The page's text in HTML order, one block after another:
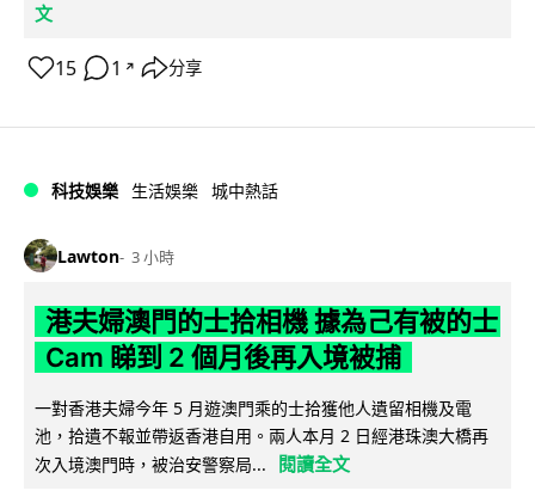
文
15 1 ↗ 分享
科技娛樂 生活娛樂 城中熱話
Lawton 3 小時
港夫婦澳門的士拾相機 據為己有被的士
Cam 睇到 2 個月後再入境被捕
一對香港夫婦今年 5 月遊澳門乘的士拾獲他人遺留相機及電
池，拾遺不報並帶返香港自用。兩人本月 2 日經港珠澳大橋再
次入境澳門時，被治安警察局...
閱讀全文